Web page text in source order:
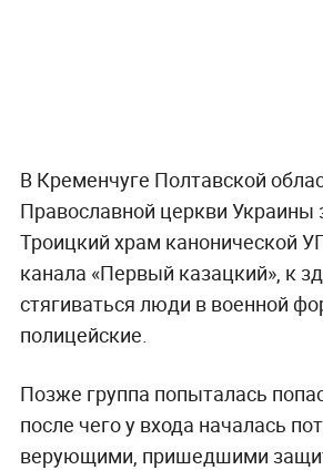
В Кременчуге Полтавской
Православной церкви Украины
Троицкий храм канонической
канала «Первый казацкий», к
стягиваться люди в военной
полицейские.
Позже группа попыталась
после чего у входа началась
верующими, пришедшими